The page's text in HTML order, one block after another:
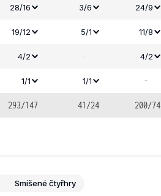
28/16 3/6 24/9
19/12 5/1 11/8
4/2 - 4/2
1/1 1/1 -
293/147 41/24 200/74
Smíšené čtyřhry